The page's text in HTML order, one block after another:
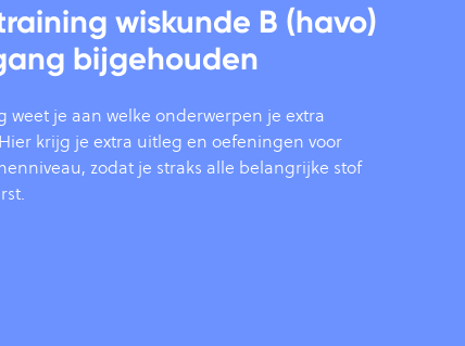
wiskunde B (havo)
bijgehouden
weet je aan welke onderwerpen je extra
krijg je extra uitleg en oefeningen voor
zodat je straks alle belangrijke stof